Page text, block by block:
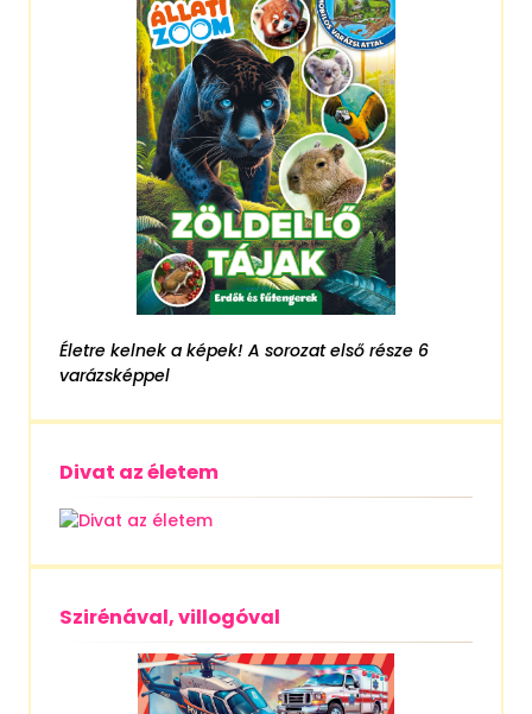
Életre kelnek a képek! A sorozat első része 6
varázsképpel
Divat az életem
Szirénával, villogóval